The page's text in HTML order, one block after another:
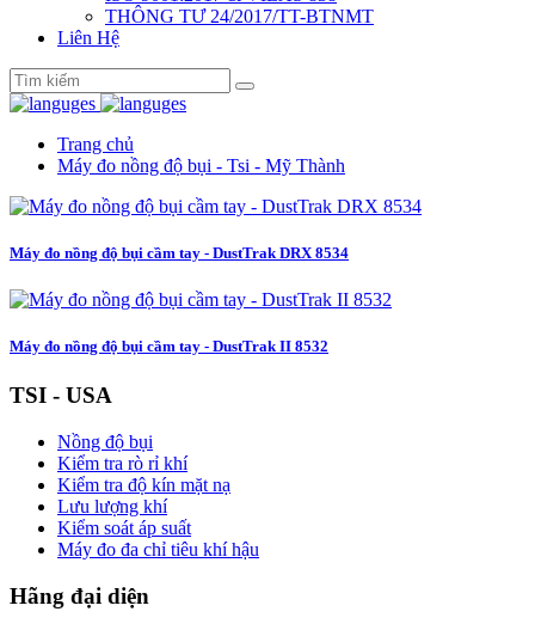
THÔNG TƯ 24/2017/TT-BTNMT
Liên Hệ
Trang chủ
Máy đo nồng độ bụi - Tsi - Mỹ Thành
Máy đo nồng độ bụi cầm tay - DustTrak DRX 8534
Máy đo nồng độ bụi cầm tay - DustTrak II 8532
TSI - USA
Nồng độ bụi
Kiểm tra rò rỉ khí
Kiểm tra độ kín mặt nạ
Lưu lượng khí
Kiểm soát áp suất
Máy đo đa chỉ tiêu khí hậu
Hãng đại diện